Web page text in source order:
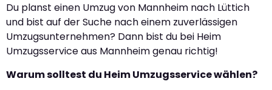
Du planst einen Umzug von Mannheim nach Lüttich
und bist auf der Suche nach einem zuverlässigen
Umzugsunternehmen? Dann bist du bei Heim
Umzugsservice aus Mannheim genau richtig!
Warum solltest du Heim Umzugsservice wählen?